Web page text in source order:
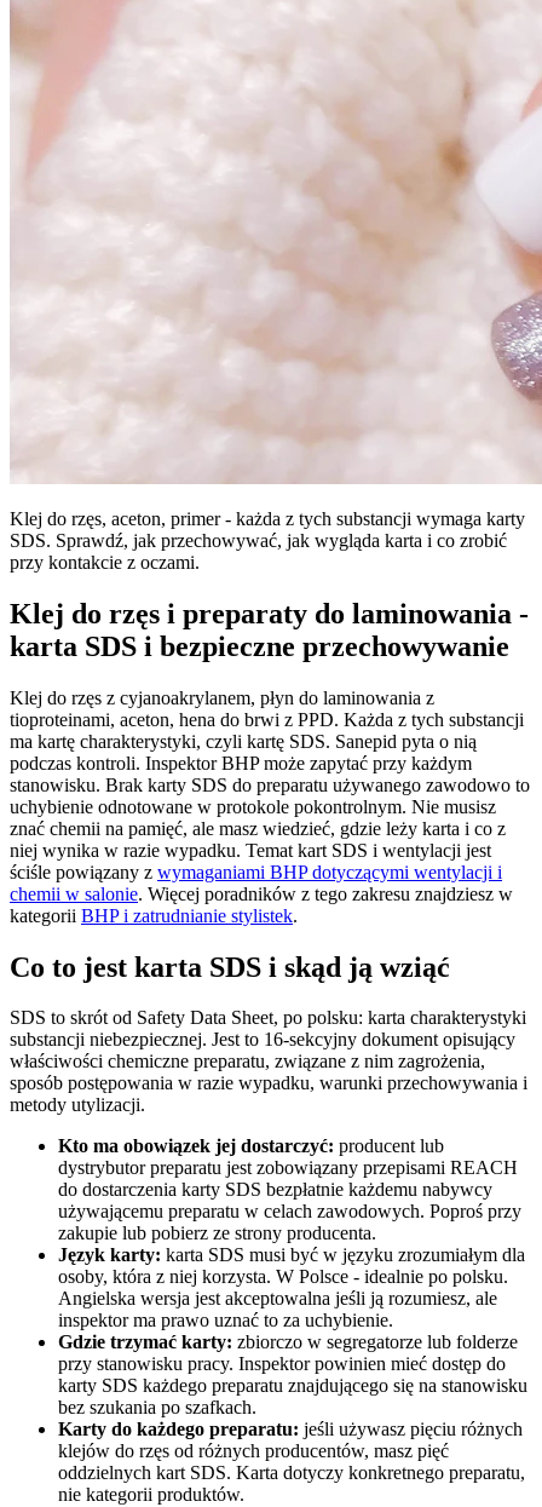
Klej do rzęs, aceton, primer - każda z tych substancji wymaga karty
SDS. Sprawdź, jak przechowywać, jak wygląda karta i co zrobić
przy kontakcie z oczami.
Klej do rzęs i preparaty do laminowania -
karta SDS i bezpieczne przechowywanie
Klej do rzęs z cyjanoakrylanem, płyn do laminowania z
tioproteinami, aceton, hena do brwi z PPD. Każda z tych substancji
ma kartę charakterystyki, czyli kartę SDS. Sanepid pyta o nią
podczas kontroli. Inspektor BHP może zapytać przy każdym
stanowisku. Brak karty SDS do preparatu używanego zawodowo to
uchybienie odnotowane w protokole pokontrolnym. Nie musisz
znać chemii na pamięć, ale masz wiedzieć, gdzie leży karta i co z
niej wynika w razie wypadku. Temat kart SDS i wentylacji jest
ściśle powiązany z wymaganiami BHP dotyczącymi wentylacji i
chemii w salonie. Więcej poradników z tego zakresu znajdziesz w
kategorii BHP i zatrudnianie stylistek.
Co to jest karta SDS i skąd ją wziąć
SDS to skrót od Safety Data Sheet, po polsku: karta charakterystyki
substancji niebezpiecznej. Jest to 16-sekcyjny dokument opisujący
właściwości chemiczne preparatu, związane z nim zagrożenia,
sposób postępowania w razie wypadku, warunki przechowywania i
metody utylizacji.
Kto ma obowiązek jej dostarczyć: producent lub
dystrybutor preparatu jest zobowiązany przepisami REACH
do dostarczenia karty SDS bezpłatnie każdemu nabywcy
używającemu preparatu w celach zawodowych. Poproś przy
zakupie lub pobierz ze strony producenta.
Język karty: karta SDS musi być w języku zrozumiałym dla
osoby, która z niej korzysta. W Polsce - idealnie po polsku.
Angielska wersja jest akceptowalna jeśli ją rozumiesz, ale
inspektor ma prawo uznać to za uchybienie.
Gdzie trzymać karty: zbiorczo w segregatorze lub folderze
przy stanowisku pracy. Inspektor powinien mieć dostęp do
karty SDS każdego preparatu znajdującego się na stanowisku
bez szukania po szafkach.
Karty do każdego preparatu: jeśli używasz pięciu różnych
klejów do rzęs od różnych producentów, masz pięć
oddzielnych kart SDS. Karta dotyczy konkretnego preparatu,
nie kategorii produktów.